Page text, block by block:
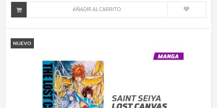
AÑADIR AL CARRITO
NUEVO